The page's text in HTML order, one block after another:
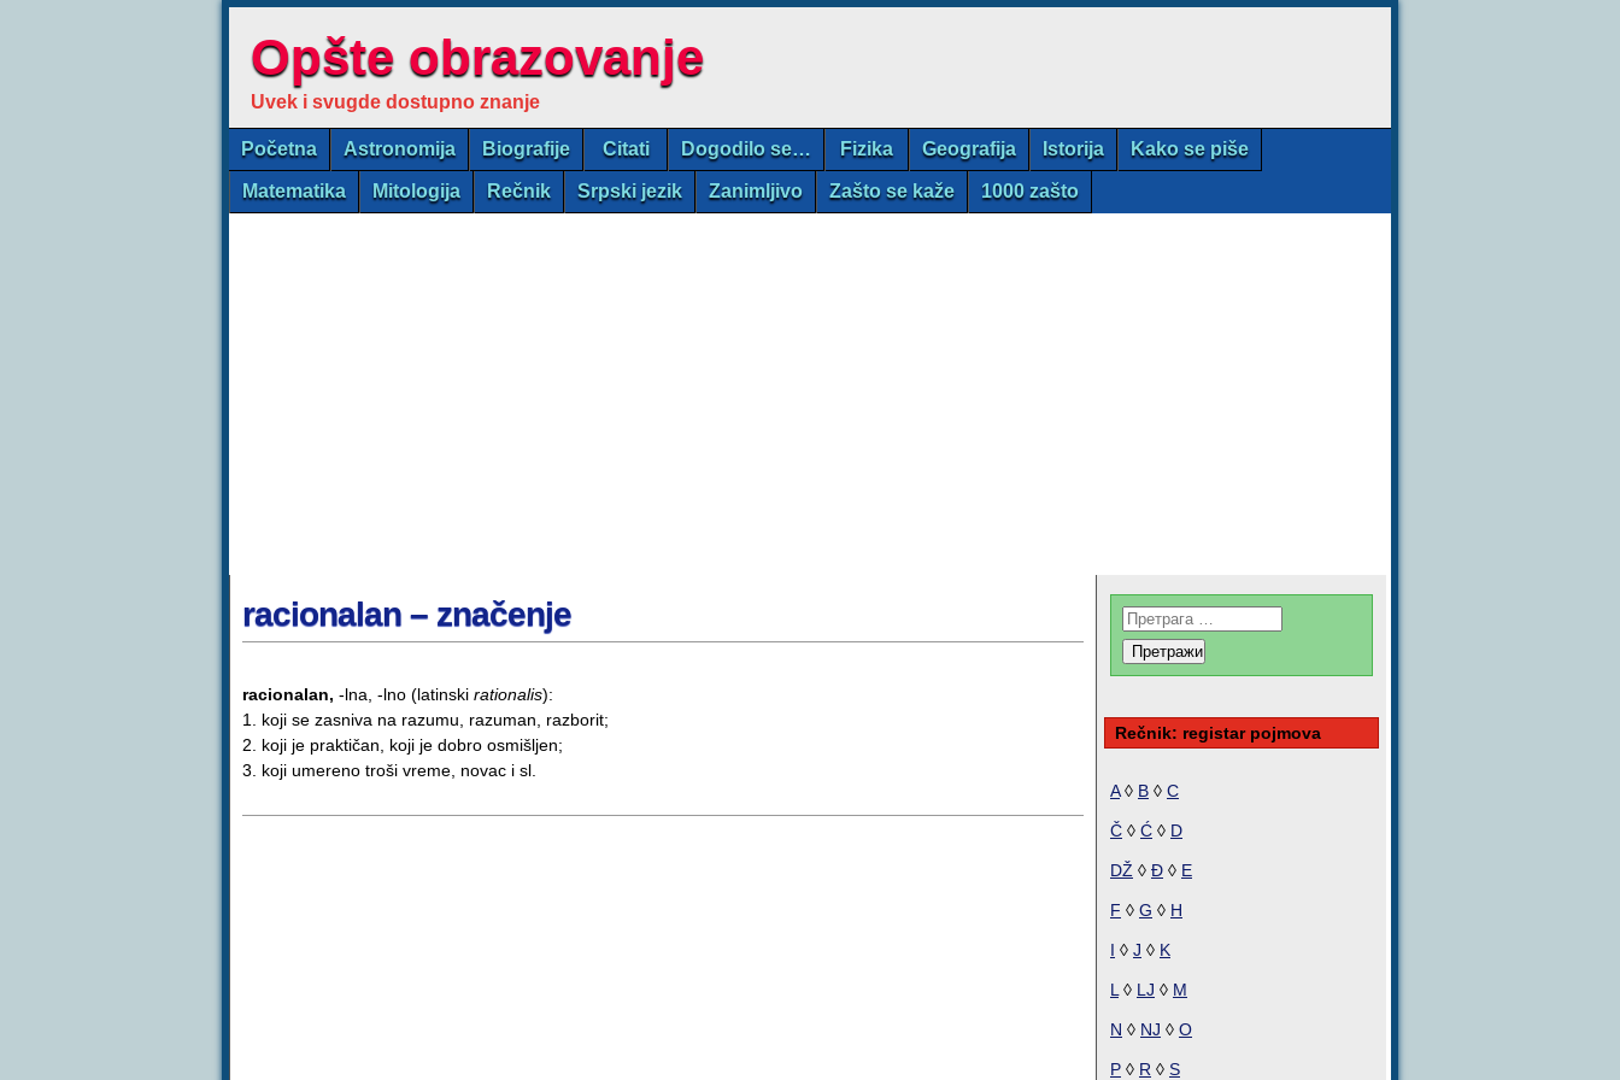
Opšte obrazovanje
Uvek i svugde dostupno znanje
Početna Astronomija Biografije Citati Dogodilo se… Fizika Geografija Istorija Kako se piše
Matematika Mitologija Rečnik Srpski jezik Zanimljivo Zašto se kaže 1000 zašto
racionalan – značenje
racionalan, -lna, -lno (latinski rationalis):
1. koji se zasniva na razumu, razuman, razborit;
2. koji je praktičan, koji je dobro osmišljen;
3. koji umereno troši vreme, novac i sl.
Rečnik: registar pojmova
A◊ B ◊ C
Č ◊ Ć ◊ D
DŽ ◊ Đ ◊ E
F ◊ G ◊ H
I ◊ J ◊ K
L ◊ LJ ◊ M
N ◊ NJ ◊ O
P ◊ R ◊ S